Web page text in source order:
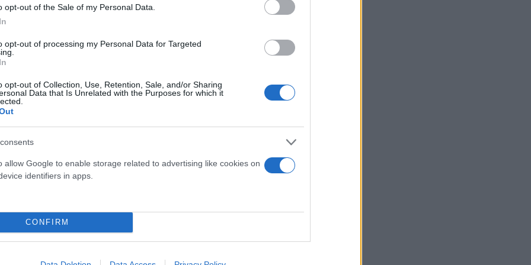
opt-out of the Sale of my Personal Data.
opt-out of processing my Personal Data for Targeted
opt-out of Collection, Use, Retention, Sale, and/or Sharing
Data that Is Unrelated with the Purposes for which it
allow Google to enable storage related to advertising like cookies on
identifiers in apps.
CONFIRM
ορειβάτης στο Βελούχι - Πώς χάθηκε την ώρα της
ορειβάτη στο Βελούχι - Σταμάτησαν οι έρευνες λόγω
ο οδηγός αυτοκινήτου που έπεσε σε γκρεμό 300